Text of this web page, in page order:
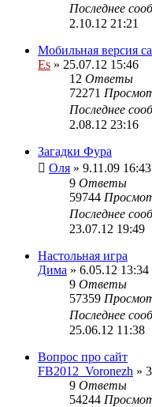
Последнее
2.10.12 21:21
Мобильная версия
Es » 25.07.12 15:46
12 Ответы
72271
Последнее
2.08.12 23:16
Загадки Фура
Оля » 9.11.09 16:43
9 Ответы
59744
Последнее
23.07.12 19:49
Настольная игра
Дима » 6.05.12 13:34
9 Ответы
57359
Последнее
25.06.12 11:38
Вопрос про сайт
FB2012_Voronezh »
9 Ответы
54244